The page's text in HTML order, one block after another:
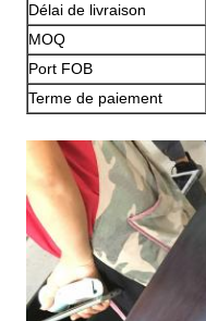
Délai de livraison
MOQ
Port FOB
Terme de paiement